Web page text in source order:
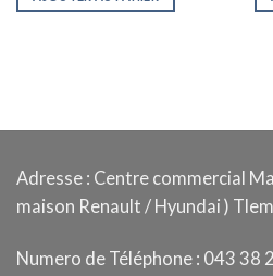
était :
Adresse : Centre commercial
maison Renault / Hyundai )
Numero de Téléphone : 043 38